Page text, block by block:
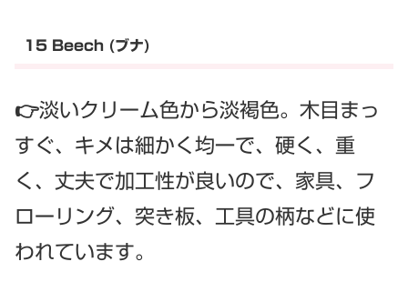
15 Beech (ブナ)
👉淡いクリーム色から淡褐色。木目まっ
すぐ、キメは細かく均一で、硬く、重
く、丈夫で加工性が良いので、家具、フ
ローリング、突き板、工具の柄などに使
われています。